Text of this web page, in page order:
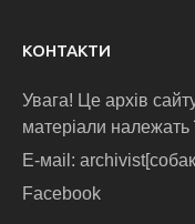
КОНТАКТИ
Увага! Це архів
матеріали належать
E-маіl:
Facebook